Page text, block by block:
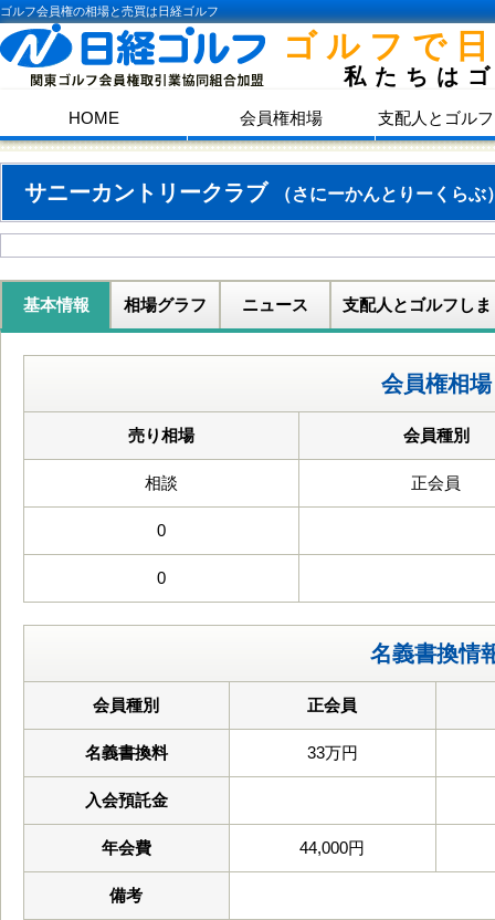
ゴルフ会員権の相場と売買は日経ゴルフ
ゴルフで
私たちは
HOME 会員権相場 支配人とゴル
サニーカントリークラブ （さにーかんとりーくらぶ
基本情報 相場グラフ ニュース 支配人とゴルフしま
会員権相場
売り相場 会員種別
相談 正会員
0
0
名義書換情
会員種別 正会員
名義書換料 33万円
入会預託金
年会費 44,000円
備考